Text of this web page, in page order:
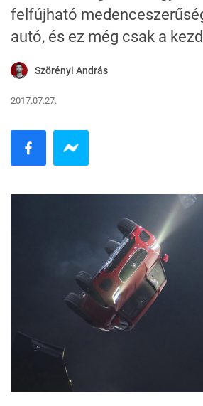
felfújható
autó, és ez még csak a
Szörényi András
2017.07.27.